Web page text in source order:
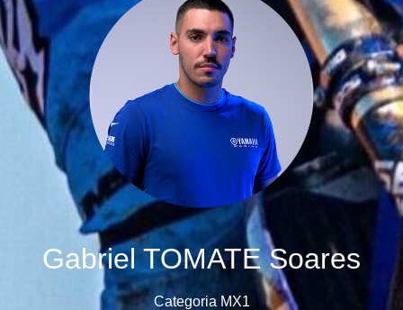
Gabriel TOMATE Soares
Categoria MX1